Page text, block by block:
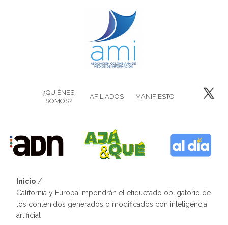
¿QUIÉNES
SOMOS?
AFILIADOS MANIFIESTO
Sobrescribir
enlaces
Inicio
California y Europa impondrán el etiquetado obligatorio de
los contenidos generados o modificados con inteligencia
artificial